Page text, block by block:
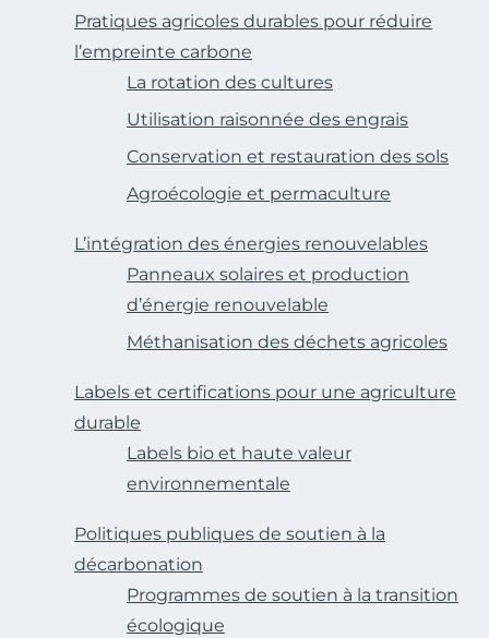
Pratiques agricoles durables pour réduire
l’empreinte carbone
La rotation des cultures
Utilisation raisonnée des engrais
Conservation et restauration des sols
Agroécologie et permaculture
L’intégration des énergies renouvelables
Panneaux solaires et production
d’énergie renouvelable
Méthanisation des déchets agricoles
Labels et certifications pour une agriculture
durable
Labels bio et haute valeur
environnementale
Politiques publiques de soutien à la
décarbonation
Programmes de soutien à la transition
écologique